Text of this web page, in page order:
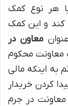
هر نوع کمک
کند و این کمک
معاون در
معاونت محکوم
به اینکه مالی
کردن خریدار
در جرم